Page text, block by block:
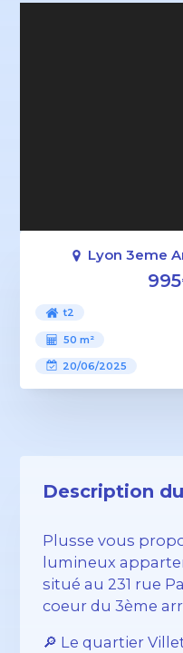
Lyon 3eme
t2
50 m²
20/06/2025
Description
Plusse vous
lumineux
situé au 231 rue
coeur du 3ème
🔎 Le quartier